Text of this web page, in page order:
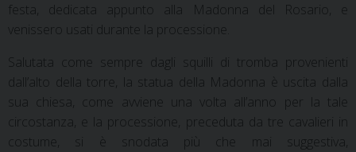
festa, dedicata appunto alla Madonna del Rosario, e
venissero usati durante la processione.
Salutata come sempre dagli squilli di tromba provenienti
dall’alto della torre, la statua della Madonna è uscita dalla
sua chiesa, come avviene una volta all’anno per la tale
circostanza, e la processione, preceduta da tre cavalieri in
costume, si è snodata più che mai suggestiva,